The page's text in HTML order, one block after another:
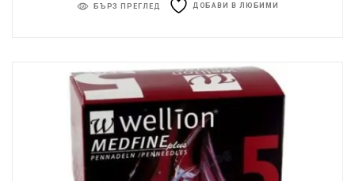
БЪРЗ ПРЕГЛЕД ДОБАВИ В ЛЮБИМИ